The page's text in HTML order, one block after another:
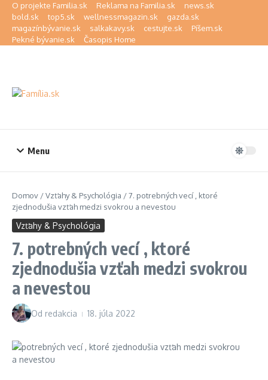
Preskočiť na obsah
O projekte Familia.sk Reklama na Familia.sk
news.sk
bold.sk
top5.sk wellnessmagazin.sk
gazda.sk
magazínbývanie.sk
salkakavy.sk cestujte.sk
Píšem.sk
Pekné bývanie.sk
Časopis Home
Menu
Domov /Vzťahy & Psychológia /7. potrebných vecí , ktoré
zjednodušia vzťah medzi svokrou a nevestou
Vzťahy & Psychológia
7. potrebných vecí , ktoré
zjednodušia vzťah medzi svokrou
a nevestou
Od redakcia 18. júla 2022